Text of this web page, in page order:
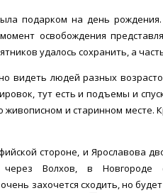
подарком на день
освобождения
удалось сохранить, а
видеть людей разных
тут есть и подъемы и
и старинном месте.
стороне, и Ярославова
через Волхов, в
захочется сходить, но